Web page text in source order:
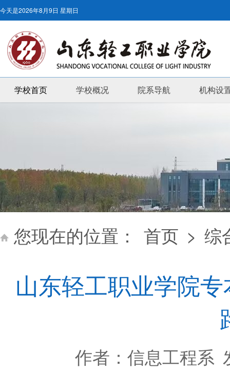
今天是2026年8月9日 星期日
学校首页 学校概况 院系导航 机构设
您现在的位置： 首页 > 综
红心矢志跟
山东轻工职业学院
作者：信息工程系